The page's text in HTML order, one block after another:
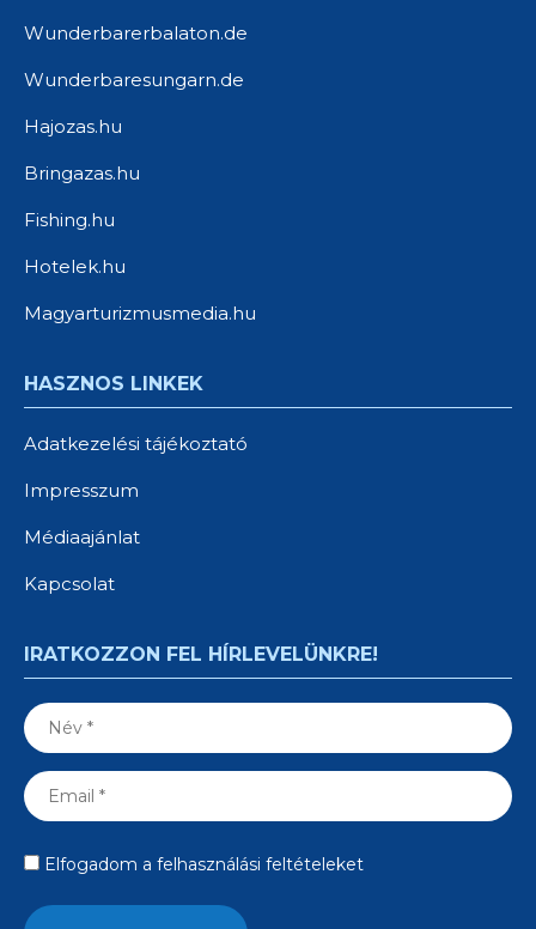
Wunderbarerbalaton.de
Wunderbaresungarn.de
Hajozas.hu
Bringazas.hu
Fishing.hu
Hotelek.hu
Magyarturizmusmedia.hu
HASZNOS LINKEK
Adatkezelési tájékoztató
Impresszum
Médiaajánlat
Kapcsolat
IRATKOZZON FEL HÍRLEVELÜNKRE!
Elfogadom a felhasználási feltételeket